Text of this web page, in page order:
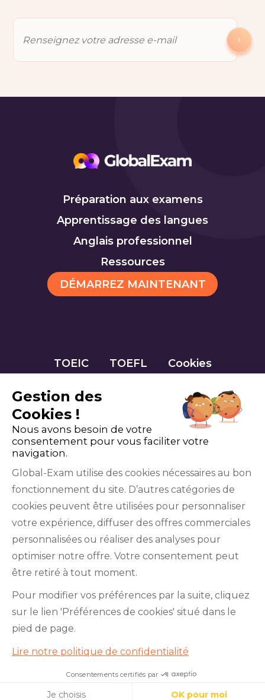
Je teste mon niveau en 10
Préparation aux examens
Apprentissage des langues
Anglais professionnel
Ressources
DÉMARREZ MAINTENANT
TOEIC TOEFL Cookies
YouTube
institutions qui gèrent les examens officiels du
BRIGHT English, de l’IELTS, du TOEFL ITP®, des
Cambridge B2 First et C1 Advanced, du TOEIC
Bridge™, du HSK®, du BRIGHT Español, du DELE,
Gestion des
Cookies !
Nous avons besoin de votre
consentement pour vous faciliter votre
navigation.
Global-Exam utilise des cookies nécessaires au bon
fonctionnement du site. D’autres catégories de
cookies peuvent être utilisées pour personnaliser
votre expérience, diffuser des offres commerciales
personnalisées ou réaliser des analyses pour
optimiser notre offre. Votre consentement peut
être retiré à tout moment.
Pour modifier vos préférences par la suite, cliquez
sur le lien 'Préférences de cookies' situé dans le
pied de page.
Lire notre politique de confidentialité
Consentements certifiés par
Je choisis OK pour moi
Cookies